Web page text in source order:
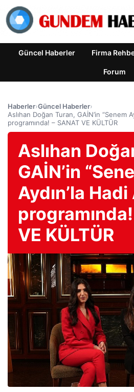
Güncel Haberler Firma
Forum
Haberler›Güncel Haberler›
Aslıhan Doğan Turan, GAİN’in “Senem
programında! – SANAT VE KÜLTÜR
Aslıhan
GAİN’in
Aydın’la
VE KÜLTÜR